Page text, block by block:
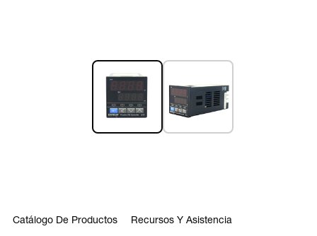
Catálogo De Productos Recursos Y Asistencia